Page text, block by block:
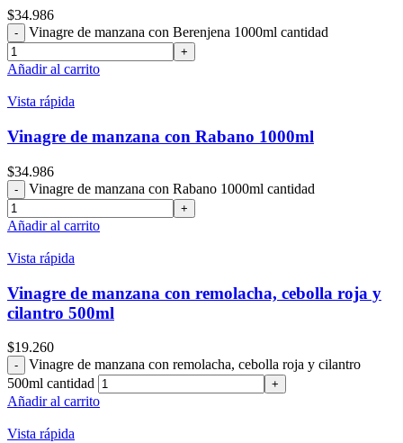
$34.986
Vinagre de manzana con Berenjena 1000ml cantidad
Añadir al carrito
Vista rápida
Vinagre de manzana con Rabano 1000ml
$34.986
Vinagre de manzana con Rabano 1000ml cantidad
Añadir al carrito
Vista rápida
Vinagre de manzana con remolacha, cebolla roja y
cilantro 500ml
$19.260
Vinagre de manzana con remolacha, cebolla roja y cilantro
500ml cantidad
Añadir al carrito
Vista rápida